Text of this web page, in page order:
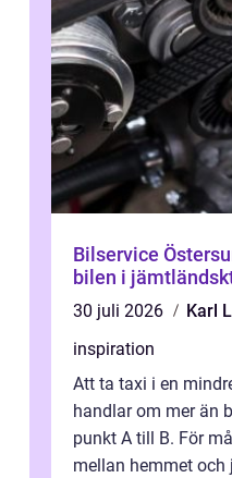
Bilservice Östersund så tar du
bilen i
30 juli 2026
Karl
inspiration
Att ta taxi i en
handlar om mer än
punkt A till B. För
mellan hemmet och